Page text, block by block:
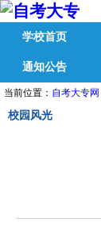
学校首页
通知公告
当前位置： 自考大专网
校园风光